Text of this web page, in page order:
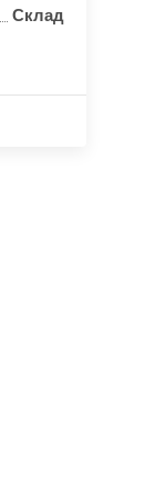
Склад